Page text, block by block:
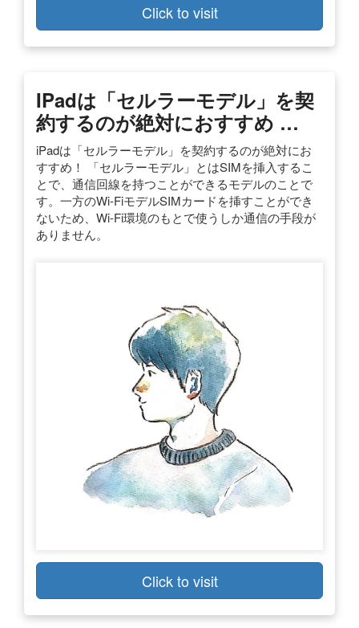
Click to visit
IPadは「セルラーモデル」を契
約するのが絶対におすすめ …
iPadは「セルラーモデル」を契約するのが絶対にお
すすめ！ 「セルラーモデル」とはSIMを挿入するこ
とで、通信回線を持つことができるモデルのことで
す。一方のWi-FiモデルSIMカードを挿すことができ
ないため、Wi-Fi環境のもとで使うしか通信の手段が
ありません。
Click to visit